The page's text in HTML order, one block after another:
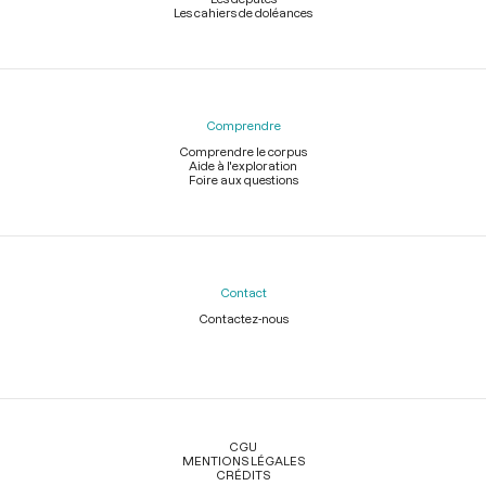
Les cahiers de doléances
Comprendre
Comprendre le corpus
Aide à l'exploration
Foire aux questions
Contact
Contactez-nous
Légal
CGU
MENTIONS LÉGALES
CRÉDITS